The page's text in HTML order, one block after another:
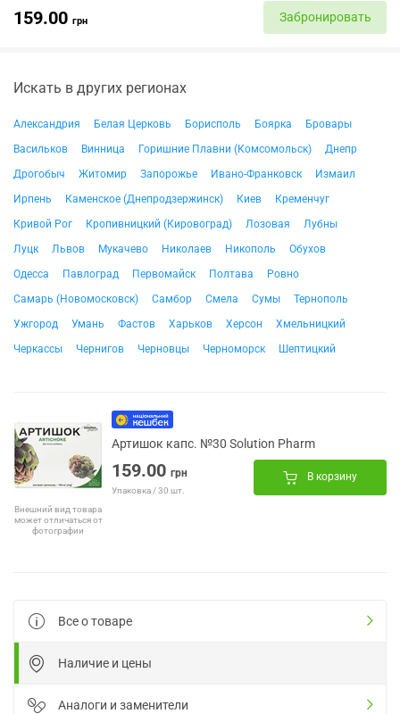
159.00 грн Забронировать
Искать в других регионах
Александрия Белая Церковь Борисполь Боярка
Бровары
Васильков
Винница Горишние Плавни (Комсомольск)
Днепр
Дрогобыч
Житомир Запорожье Ивано-Франковск
Измаил
Ирпень
Каменское (Днепродзержинск) Киев
Кременчуг
Кривой Рог
Кропивницкий (Кировоград) Лозовая
Лубны
Луцк
Львов Мукачево Николаев Никополь
Обухов
Одесса
Павлоград Первомайск Полтава
Ровно
Самарь (Новомосковск)
Самбор Смела Сумы
Тернополь
Ужгород
Умань Фастов Харьков Херсон
Хмельницкий
Черкассы
Чернигов Черновцы Черноморск Шептицкий
Внешний вид товара
может отличаться от
фотографии
Артишок капс. №30 Solution Pharm
159.00 грн
Упаковка / 30 шт.
В корзину
Все о товаре
Наличие и цены
Аналоги и заменители